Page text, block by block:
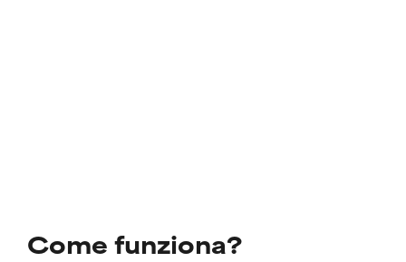
Come funziona?